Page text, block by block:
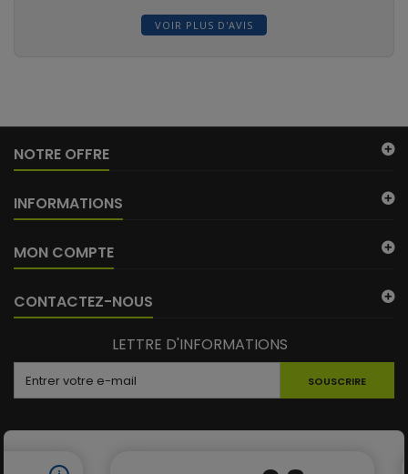
VOIR PLUS D'AVIS
NOTRE OFFRE
INFORMATIONS
MON COMPTE
CONTACTEZ-NOUS
LETTRE D'INFORMATIONS
SOUSCRIRE